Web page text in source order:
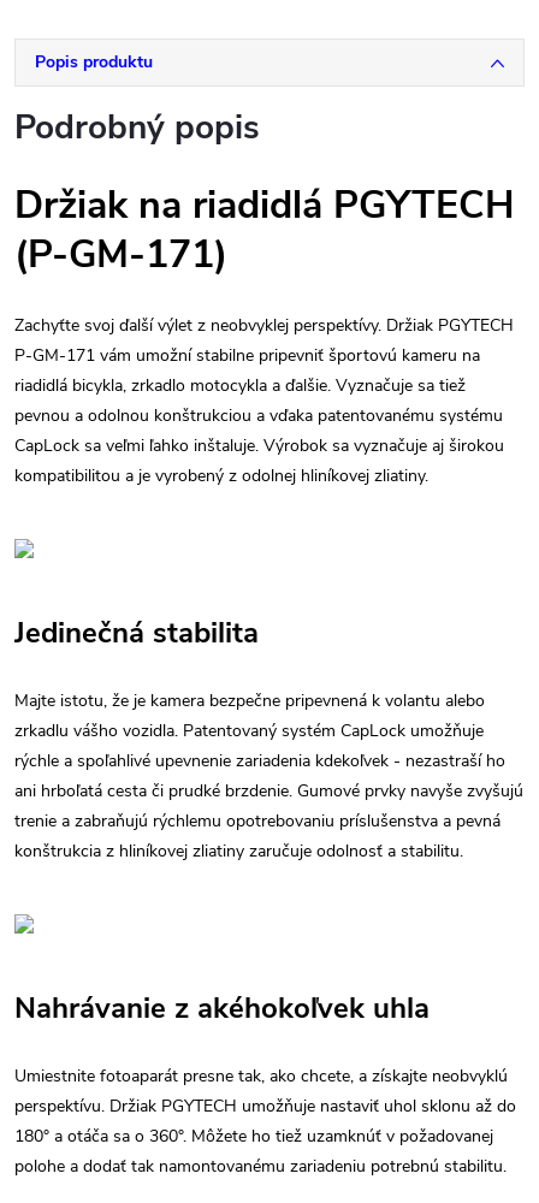
Popis produktu
Podrobný popis
Držiak na riadidlá PGYTECH
(P-GM-171)
Zachyťte svoj ďalší výlet z neobvyklej perspektívy. Držiak PGYTECH
P-GM-171 vám umožní stabilne pripevniť športovú kameru na
riadidlá bicykla, zrkadlo motocykla a ďalšie. Vyznačuje sa tiež
pevnou a odolnou konštrukciou a vďaka patentovanému systému
CapLock sa veľmi ľahko inštaluje. Výrobok sa vyznačuje aj širokou
kompatibilitou a je vyrobený z odolnej hliníkovej zliatiny.
Jedinečná stabilita
Majte istotu, že je kamera bezpečne pripevnená k volantu alebo
zrkadlu vášho vozidla. Patentovaný systém CapLock umožňuje
rýchle a spoľahlivé upevnenie zariadenia kdekoľvek - nezastraší ho
ani hrboľatá cesta či prudké brzdenie. Gumové prvky navyše zvyšujú
trenie a zabraňujú rýchlemu opotrebovaniu príslušenstva a pevná
konštrukcia z hliníkovej zliatiny zaručuje odolnosť a stabilitu.
Nahrávanie z akéhokoľvek uhla
Umiestnite fotoaparát presne tak, ako chcete, a získajte neobvyklú
perspektívu. Držiak PGYTECH umožňuje nastaviť uhol sklonu až do
180° a otáča sa o 360°. Môžete ho tiež uzamknúť v požadovanej
polohe a dodať tak namontovanému zariadeniu potrebnú stabilitu.